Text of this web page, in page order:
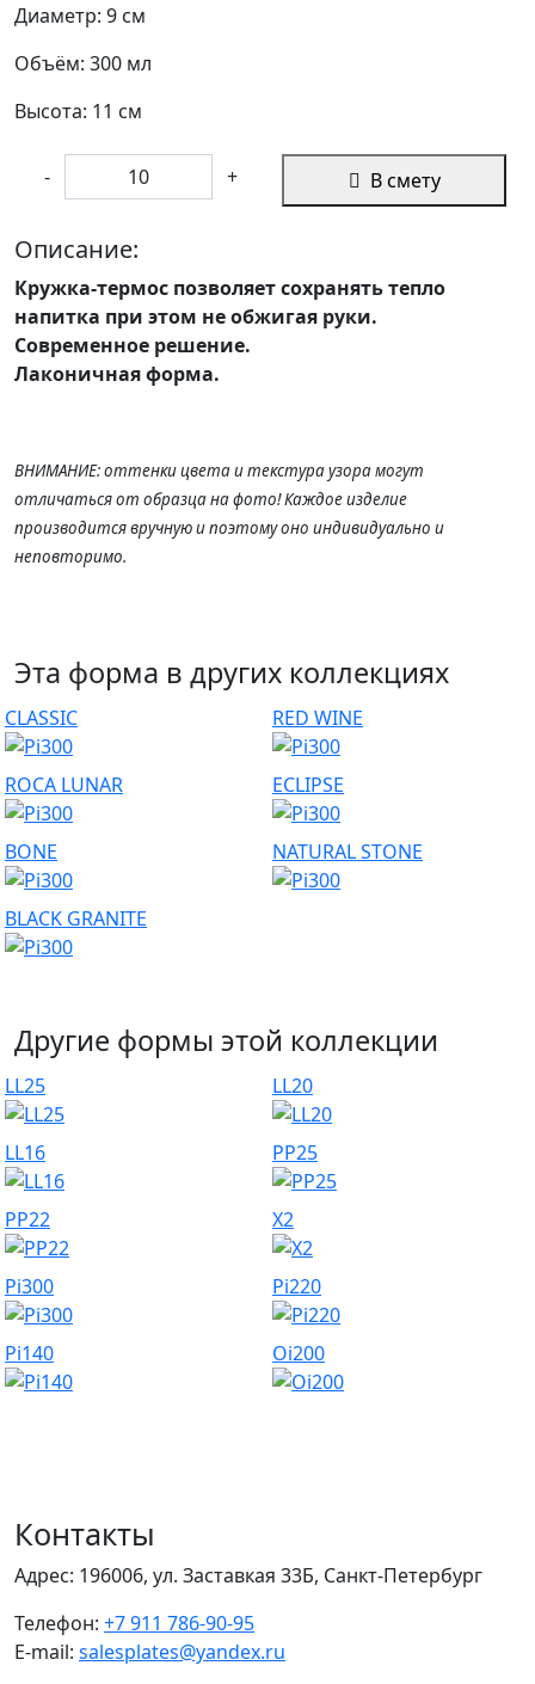
Диаметр: 9 см
Объём: 300 мл
Высота: 11 см
- + В смету
Описание:
Кружка-термос позволяет сохранять тепло
напитка при этом не обжигая руки.
Современное решение.
Лаконичная форма.
ВНИМАНИЕ: оттенки цвета и текстура узора могут
отличаться от образца на фото! Каждое изделие
производится вручную и поэтому оно индивидуально и
неповторимо.
Эта форма в других коллекциях
CLASSIC RED WINE
ROCA LUNAR ECLIPSE
BONE NATURAL STONE
BLACK GRANITE
Другие формы этой коллекции
LL25 LL20
LL16 PP25
PP22 X2
Pi300 Pi220
Pi140 Oi200
Контакты
Адрес: 196006, ул. Заставкая 33Б, Санкт-Петербург
Телефон: +7 911 786-90-95
E-mail: salesplates@yandex.ru